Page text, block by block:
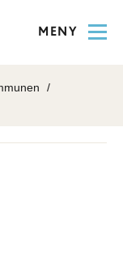
MENY